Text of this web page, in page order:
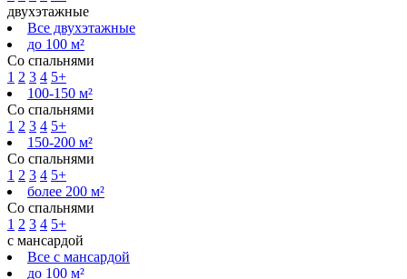
двухэтажные
Все двухэтажные
до 100 м²
Со спальнями
1 2 3 4 5+
100-150 м²
Со спальнями
1 2 3 4 5+
150-200 м²
Со спальнями
1 2 3 4 5+
более 200 м²
Со спальнями
1 2 3 4 5+
с мансардой
Все с мансардой
до 100 м²